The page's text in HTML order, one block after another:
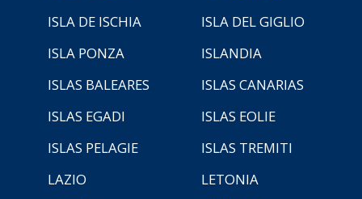
ISLA DE ISCHIA
ISLA DEL GIGLIO
ISLA PONZA
ISLANDIA
ISLAS BALEARES
ISLAS CANARIAS
ISLAS EGADI
ISLAS EOLIE
ISLAS PELAGIE
ISLAS TREMITI
LAZIO
LETONIA